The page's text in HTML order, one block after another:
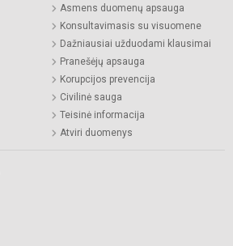
Asmens duomenų apsauga
Konsultavimasis su visuomene
Dažniausiai užduodami klausimai
Pranešėjų apsauga
Korupcijos prevencija
Civilinė sauga
Teisinė informacija
Atviri duomenys